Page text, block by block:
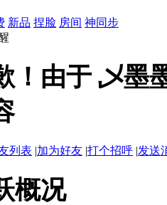
新品 捏脸 房间 神同步
！由于 乄墨
列表 |加为好友 |打个招呼 |发送
概况